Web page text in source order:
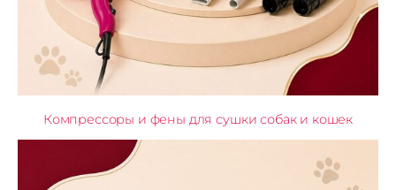
Компрессоры и фены для сушки собак и кошек